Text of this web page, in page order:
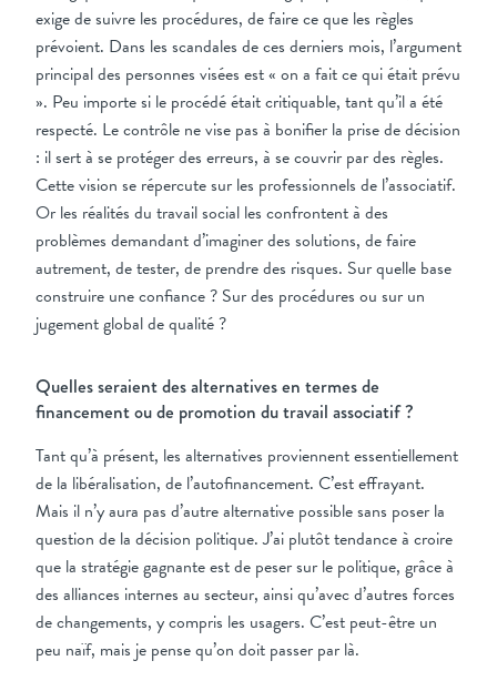
exige de suivre les procédures, de faire ce que les règles
prévoient. Dans les scandales de ces derniers mois, l’argument
principal des personnes visées est « on a fait ce qui était prévu
». Peu importe si le procédé était critiquable, tant qu’il a été
respecté. Le contrôle ne vise pas à bonifier la prise de décision
: il sert à se protéger des erreurs, à se couvrir par des règles.
Cette vision se répercute sur les professionnels de l’associatif.
Or les réalités du travail social les confrontent à des
problèmes demandant d’imaginer des solutions, de faire
autrement, de tester, de prendre des risques. Sur quelle base
construire une confiance ? Sur des procédures ou sur un
jugement global de qualité ?
Quelles seraient des alternatives en termes de
financement ou de promotion du travail associatif ?
Tant qu’à présent, les alternatives proviennent essentiellement
de la libéralisation, de l’autofinancement. C’est effrayant.
Mais il n’y aura pas d’autre alternative possible sans poser la
question de la décision politique. J’ai plutôt tendance à croire
que la stratégie gagnante est de peser sur le politique, grâce à
des alliances internes au secteur, ainsi qu’avec d’autres forces
de changements, y compris les usagers. C’est peut-être un
peu naïf, mais je pense qu’on doit passer par là.